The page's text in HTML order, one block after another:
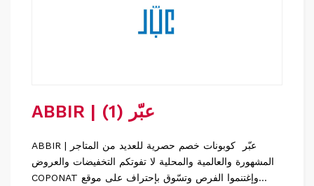
ABBIR | عبّر (1)
ABBIR | عبّر كوبونات خصم حصرية للعديد من المتاجر
المشهورة والعالمية والمحلية لا تفوتكم التخفيضات والعروض
COPONAT وإغتنموا الفرص وتسّوق بإحتراف على موقع...